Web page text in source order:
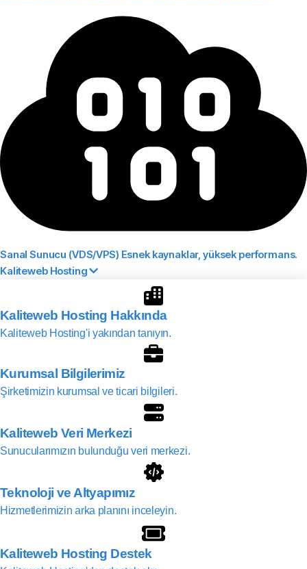
Sanal Sunucu (VDS/VPS) Esnek kaynaklar, yüksek performans.
Kaliteweb Hosting
Kaliteweb Hosting Hakkında
Kaliteweb Hosting'i yakından tanıyın.
Kurumsal Bilgilerimiz
Şirketimizin kurumsal ve ticari bilgileri.
Kaliteweb Veri Merkezi
Sunucularımızın bulunduğu veri merkezi.
Teknoloji ve Altyapımız
Hizmetlerimizin arka planını inceleyin.
Kaliteweb Hosting Destek